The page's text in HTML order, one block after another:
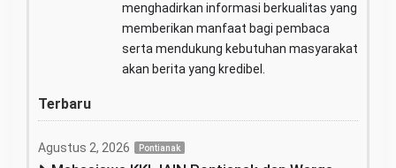
menghadirkan informasi berkualitas yang
memberikan manfaat bagi pembaca
serta mendukung kebutuhan masyarakat
akan berita yang kredibel.
Terbaru
Agustus 2, 2026 Pontianak